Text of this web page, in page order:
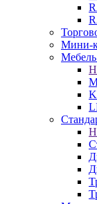
Мини-